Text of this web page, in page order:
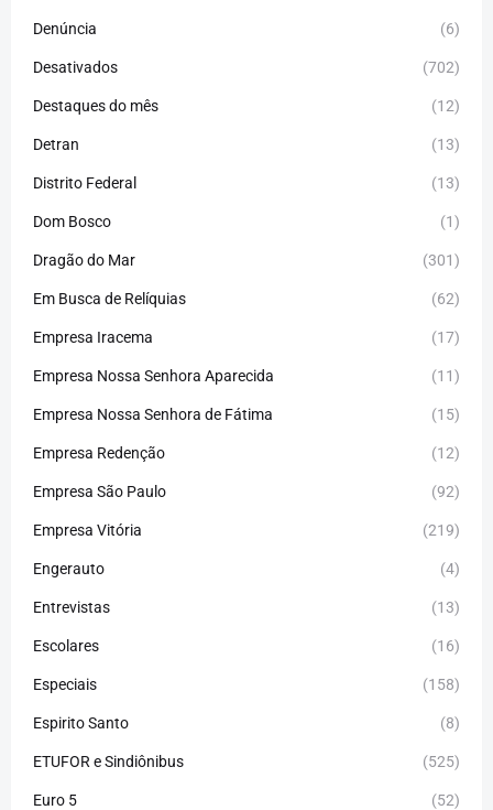
Denúncia (6)
Desativados (702)
Destaques do mês (12)
Detran (13)
Distrito Federal (13)
Dom Bosco (1)
Dragão do Mar (301)
Em Busca de Relíquias (62)
Empresa Iracema (17)
Empresa Nossa Senhora Aparecida (11)
Empresa Nossa Senhora de Fátima (15)
Empresa Redenção (12)
Empresa São Paulo (92)
Empresa Vitória (219)
Engerauto (4)
Entrevistas (13)
Escolares (16)
Especiais (158)
Espirito Santo (8)
ETUFOR e Sindiônibus (525)
Euro 5 (52)